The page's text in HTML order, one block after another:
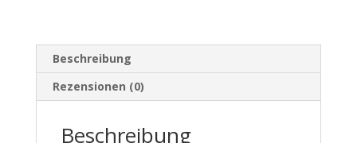
Beschreibung
Rezensionen (0)
Beschreibung